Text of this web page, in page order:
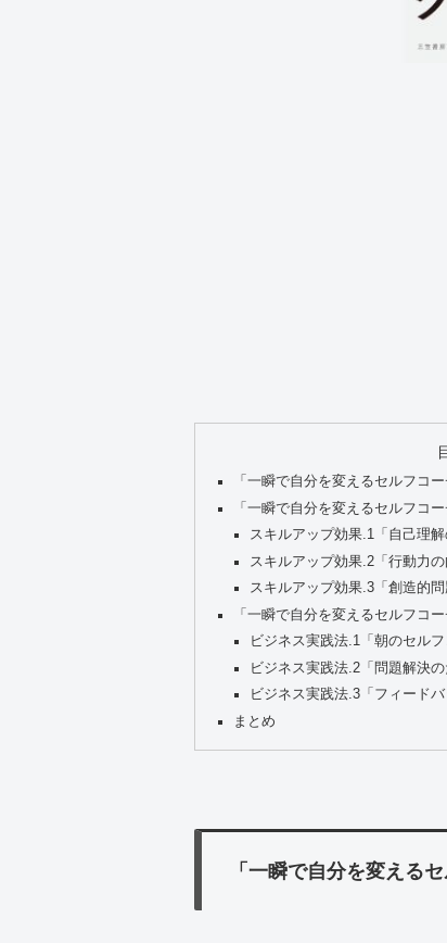
「一瞬で自分を変えるセルフコ
「一瞬で自分を変えるセルフコ
スキルアップ効果.1「自己理解
スキルアップ効果.2「行動力の
スキルアップ効果.3「創造的問
「一瞬で自分を変えるセルフコ
ビジネス実践法.1「朝のセル
ビジネス実践法.2「問題解決
ビジネス実践法.3「フィード
まとめ
「一瞬で自分を変える